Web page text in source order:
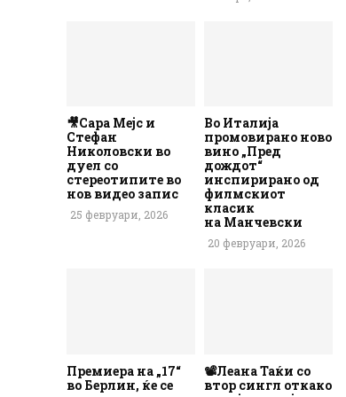
🎥Сара Мејс и
Стефан
Николовски во
дуел со
стереотипите во
нов видео запис
25 февруари, 2026
Во Италија
промовирано ново
вино „Пред
дождот“
инспирирано од
филмскиот
класик
на Манчевски
20 февруари, 2026
Премиера на „17“
во Берлин, ќе се
📽️Леана Таќи со
втор сингл откако